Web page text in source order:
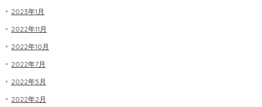
2023年1月
2022年11月
2022年10月
2022年7月
2022年5月
2022年2月